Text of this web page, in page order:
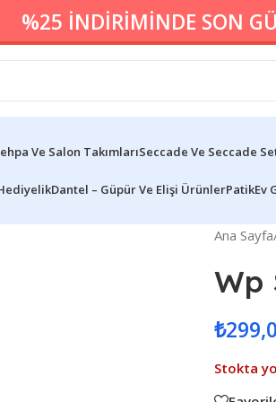
%25 İNDİRİMİNDE SON
Ve Salon TakımlarıSeccade Ve Seccade
Dantel – Güpür Ve Elişi ÜrünlerPatikEv
Ana Sayfa
Wp
₺
Stokta